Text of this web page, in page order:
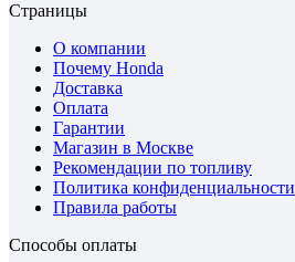
Страницы
О компании
Почему Honda
Доставка
Оплата
Гарантии
Магазин в Москве
Рекомендации по топливу
Политика конфиденциальности
Правила работы
Способы оплаты